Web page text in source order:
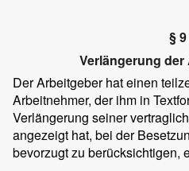
§ 9
Verlängerung der
Der Arbeitgeber hat einen
Arbeitnehmer, der ihm in
Verlängerung seiner
angezeigt hat, bei der
bevorzugt zu berücksichtigen,